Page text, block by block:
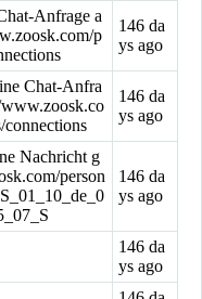
Anfrage a
p
146 da
ys ago
Chat-Anfra
www.zoosk.co
connections
146 da
ys ago
Nachricht g
person
146 da
ys ago
146 da
ys ago